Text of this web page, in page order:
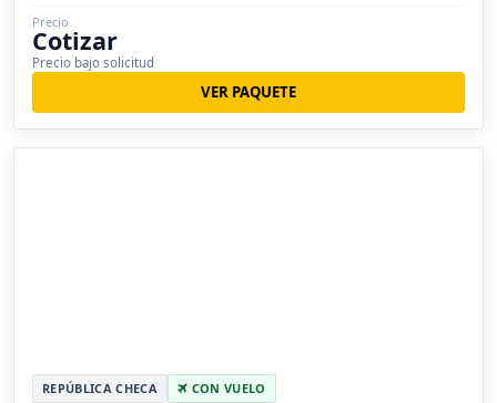
Precio
Cotizar
Precio bajo solicitud
VER PAQUETE
REPÚBLICA CHECA CON VUELO